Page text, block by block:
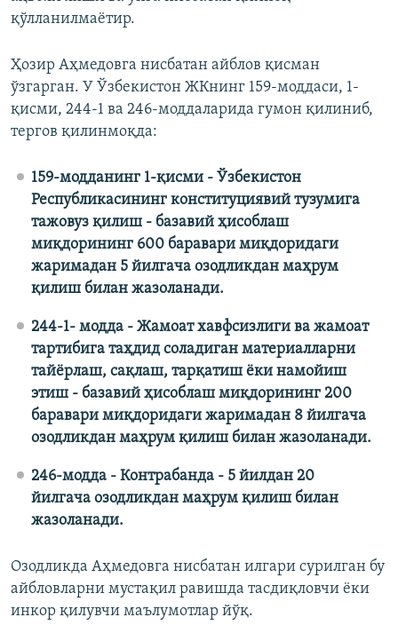
қўлланилмаётир.
Ҳозир Аҳмедовга нисбатан айблов қисман
ўзгарган. У Ўзбекистон ЖКнинг 159-моддаси, 1-
қисми, 244-1 ва 246-моддаларида гумон қилиниб,
тергов қилинмоқда:
159-модданинг 1-қисми - Ўзбекистон
Республикасининг конституциявий тузумига
тажовуз қилиш - базавий ҳисоблаш
миқдорининг 600 баравари миқдоридаги
жаримадан 5 йилгача озодликдан маҳрум
қилиш билан жазоланади.
244-1- модда - Жамоат хавфсизлиги ва жамоат
тартибига таҳдид соладиган материалларни
тайёрлаш, сақлаш, тарқатиш ёки намойиш
этиш - базавий ҳисоблаш миқдорининг 200
баравари миқдоридаги жаримадан 8 йилгача
озодликдан маҳрум қилиш билан жазоланади.
246-модда - Контрабанда - 5 йилдан 20
йилгача озодликдан маҳрум қилиш билан
жазоланади.
Озодликда Аҳмедовга нисбатан илгари сурилган бу
айбловларни мустақил равишда тасдиқловчи ёки
инкор қилувчи маълумотлар йўқ.